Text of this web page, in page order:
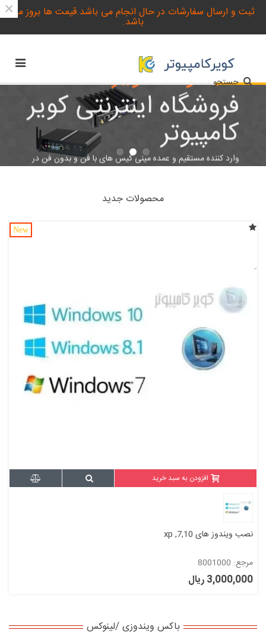
ثبت و ارسال سفارشات در حال انجام می باشد.قیمت ها بروز می
باشد.
×
جستجو
مجموعه کویر
فروشگاه اینترنتی کویر
کامپیوتر
وارد کننده مستقیم و عمده مینی کیس های با فن و بدون فن در
ایران
محصولات جدید
New
افزودن به سبد خرید
نصب ویندوز های xp ,7,10
مرجع: 8001000
3,000,000 ریال
باکس ویندوزی /لینوکس